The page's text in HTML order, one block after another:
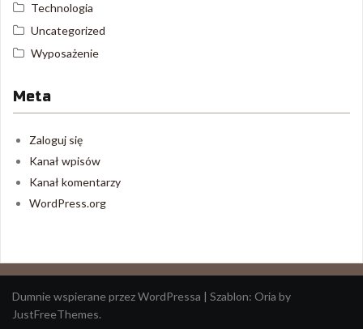
Technologia
Uncategorized
Wyposażenie
Meta
Zaloguj się
Kanał wpisów
Kanał komentarzy
WordPress.org
Dumnie wspierane przez WordPressa | Szablon: Oria by
JustFreeThemes.